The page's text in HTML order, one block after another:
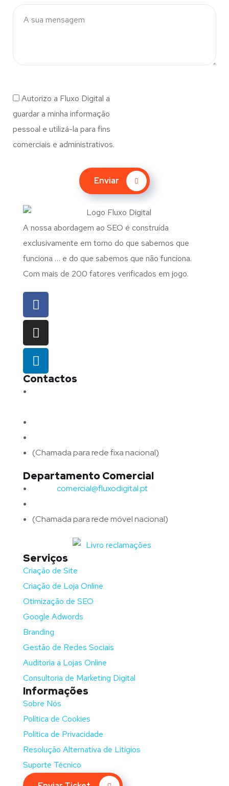
Autorizo a Fluxo Digital a
guardar a minha informação
pessoal e utilizá-la para fins
comerciais e administrativos.
Enviar
A nossa abordagem ao SEO é construída
exclusivamente em torno do que sabemos que
funciona … e do que sabemos que não funciona.
Com mais de 200 fatores verificados em jogo.
Contactos
(Chamada para rede fixa nacional)
Departamento Comercial
comercial@fluxodigital.pt
(Chamada para rede móvel nacional)
Serviços
Criação de Site
Criação de Loja Online
Otimização de SEO
Google Adwords
Branding
Gestão de Redes Sociais
Auditoria a Lojas Online
Consultoria de Marketing Digital
Informações
Sobre Nós
Política de Cookies
Política de Privacidade
Resolução Alternativa de Litígios
Suporte Técnico